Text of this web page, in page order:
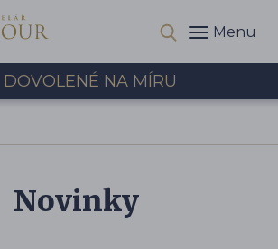
Menu
DOVOLENÉ NA MÍRU
Novinky